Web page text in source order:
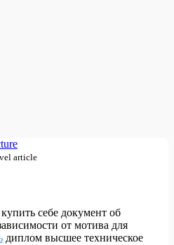
article
себе документ об
от мотива для
диплом высшее техническое